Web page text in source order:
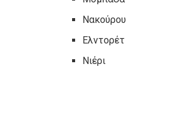
Νακούρου
Ελντορέτ
Νιέρι